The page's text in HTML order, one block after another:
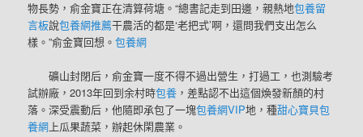
物長勢，俞金寶正在清算荷塘。“總書記走到田邊，親熱地包養留
言板說包養網推薦干農活的都是‘老把式’啊，還問我們支出怎么
樣。”俞金寶回想。包養網
礦山封閉后，俞金寶一度不得不過出營生，打過工，也測驗考
試辦廠，2013年回到余村時包養 ，差點認不出這個煥發新顏的村
落。深受震動后，他隨即承包了一塊包養網VIP地，種甜心寶貝包
養網 上瓜果蔬菜，辦起休閑農業。